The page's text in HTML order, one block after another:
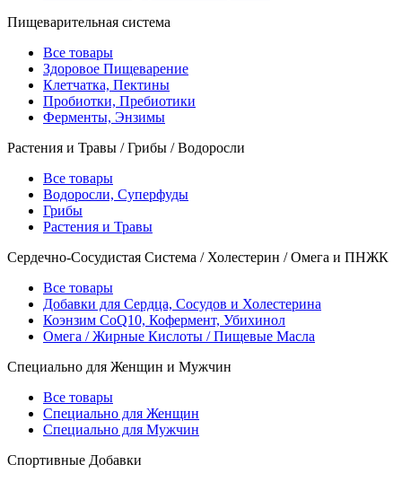
Пищеварительная система
Все товары
Здоровое Пищеварение
Клетчатка, Пектины
Пробиотки, Пребиотики
Ферменты, Энзимы
Растения и Травы / Грибы / Водоросли
Все товары
Водоросли, Суперфуды
Грибы
Растения и Травы
Сердечно-Сосудистая Система / Холестерин / Омега и ПНЖК
Все товары
Добавки для Сердца, Сосудов и Холестерина
Коэнзим CoQ10, Кофермент, Убихинол
Омега / Жирные Кислоты / Пищевые Масла
Специально для Женщин и Мужчин
Все товары
Специально для Женщин
Специально для Мужчин
Спортивные Добавки